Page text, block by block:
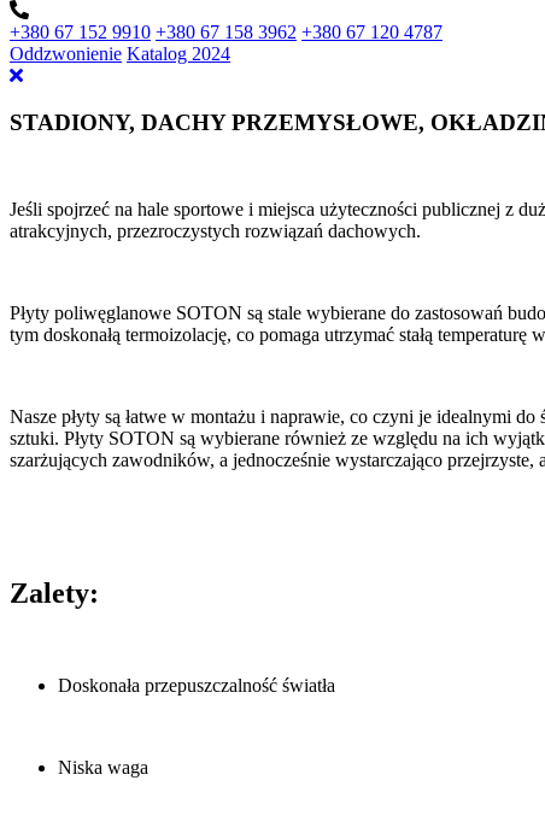
+380 67 152 9910 +380 67 158 3962 +380 67 120 4787
Oddzwonienie Katalog 2024
STADIONY, DACHY PRZEMYSŁOWE,
Jeśli spojrzeć na hale sportowe i miejsca użyteczności publicznej z
atrakcyjnych, przezroczystych rozwiązań dachowych.
Płyty poliwęglanowe SOTON są stale wybierane do zastosowań
tym doskonałą termoizolację, co pomaga utrzymać stałą
Nasze płyty są łatwe w montażu i naprawie, co czyni je idealnymi
sztuki. Płyty SOTON są wybierane również ze względu na ich
szarżujących zawodników, a jednocześnie wystarczająco
Zalety:
Doskonała przepuszczalność światła
Niska waga